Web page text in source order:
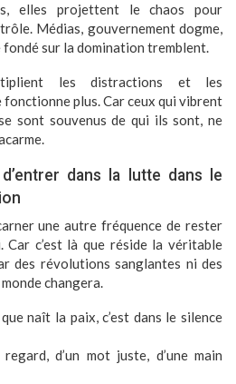
elles projettent le chaos pour
Médias, gouvernement dogme,
fondé sur la domination tremblent.
les distractions et les
plus. Car ceux qui vibrent
sont souvenus de qui ils sont, ne
dans la lutte dans le
une autre fréquence de rester
Car c’est là que réside la véritable
des révolutions sanglantes ni des
changera.
naît la paix, c’est dans le silence
regard, d’un mot juste, d’une main